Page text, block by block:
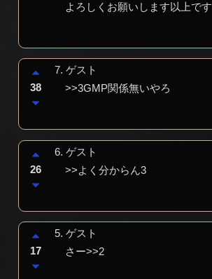
よろしくお願いします以上です
7.ゲスト
>>3GMP関係無いやろ
38
6.ゲスト
>>よく分からん3
26
5.ゲスト
さー>>2
17